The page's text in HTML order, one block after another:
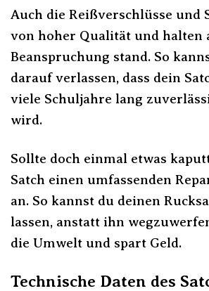
Auch die Reißverschlüsse und
von hoher Qualität und halten
Beanspruchung stand. So
darauf verlassen, dass dein
viele Schuljahre lang
wird.
Sollte doch einmal etwas
Satch einen umfassenden
an. So kannst du deinen
lassen, anstatt ihn
die Umwelt und spart Geld.
Technische Daten des